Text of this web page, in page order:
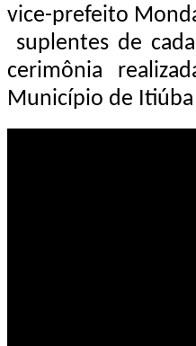
vice-prefeito
suplentes de
cerimônia
Município de